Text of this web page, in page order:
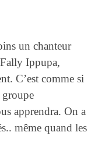
un chanteur
Ippupa,
C’est comme si
groupe
apprendra. On a
même quand les